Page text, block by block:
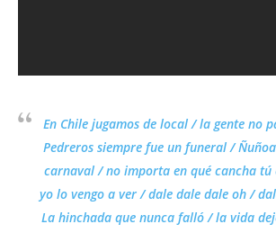
En Chile jugamos de local / la gente no
Pedreros siempre fue un funeral /
carnaval / no importa en qué cancha tú
yo lo vengo a ver / dale dale dale oh /
La hinchada que nunca falló / la vida